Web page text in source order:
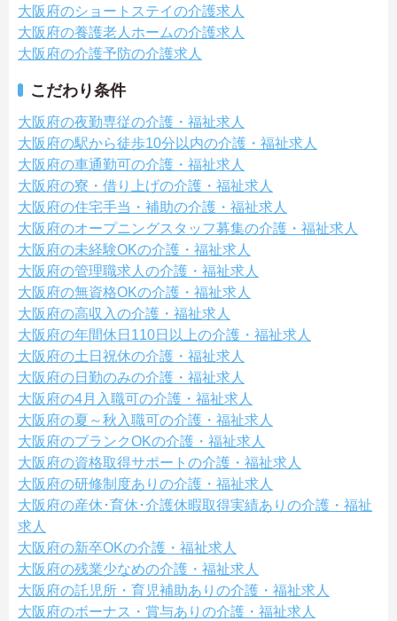
大阪府のショートステイの介護求人
大阪府の養護老人ホームの介護求人
大阪府の介護予防の介護求人
こだわり条件
大阪府の夜勤専従の介護・福祉求人
大阪府の駅から徒歩10分以内の介護・福祉求人
大阪府の車通勤可の介護・福祉求人
大阪府の寮・借り上げの介護・福祉求人
大阪府の住宅手当・補助の介護・福祉求人
大阪府のオープニングスタッフ募集の介護・福祉求人
大阪府の未経験OKの介護・福祉求人
大阪府の管理職求人の介護・福祉求人
大阪府の無資格OKの介護・福祉求人
大阪府の高収入の介護・福祉求人
大阪府の年間休日110日以上の介護・福祉求人
大阪府の土日祝休の介護・福祉求人
大阪府の日勤のみの介護・福祉求人
大阪府の4月入職可の介護・福祉求人
大阪府の夏～秋入職可の介護・福祉求人
大阪府のブランクOKの介護・福祉求人
大阪府の資格取得サポートの介護・福祉求人
大阪府の研修制度ありの介護・福祉求人
大阪府の産休･育休･介護休暇取得実績ありの介護・福祉
求人
大阪府の新卒OKの介護・福祉求人
大阪府の残業少なめの介護・福祉求人
大阪府の託児所・育児補助ありの介護・福祉求人
大阪府のボーナス・賞与ありの介護・福祉求人